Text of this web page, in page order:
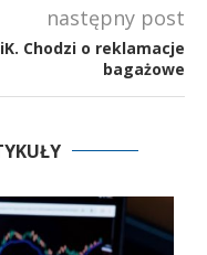
następny post
Chodzi o reklamacje
bagażowe